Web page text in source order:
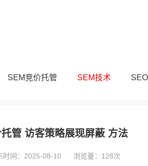
SEM竞价托管 SEM技术
管 访客策略展现屏蔽 方法
时间：2025-08-10 浏览量：128次